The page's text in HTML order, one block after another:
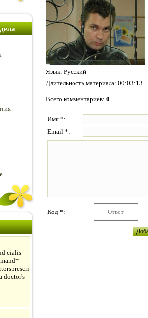
Язык: Русский
Длительность материала: 00:03:13
Всего комментариев: 0
Имя *:
Email *:
Код *: